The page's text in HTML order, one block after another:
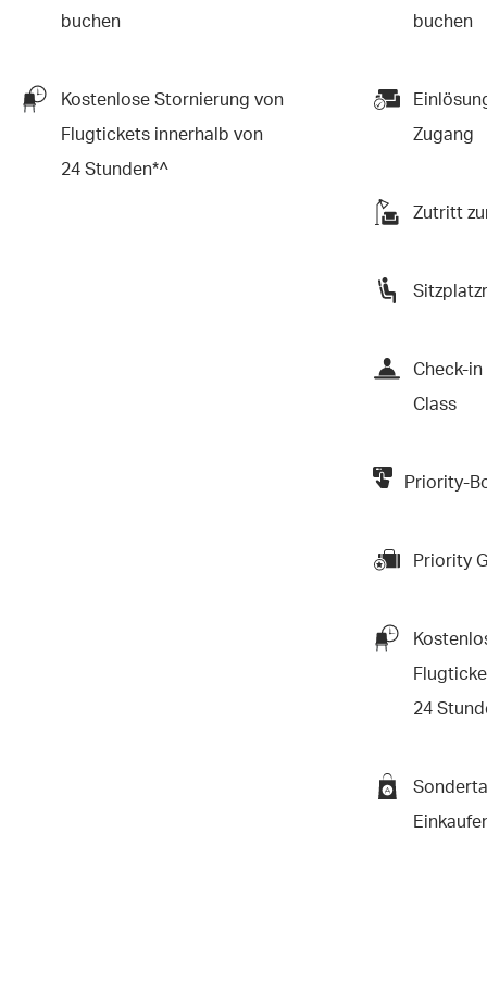
buchen
Kostenlose Stornierung von
Flugtickets innerhalb von
24 Stunden*^
buchen
Zugang
Zutritt
Check-
Class
Priority-
Priority
24